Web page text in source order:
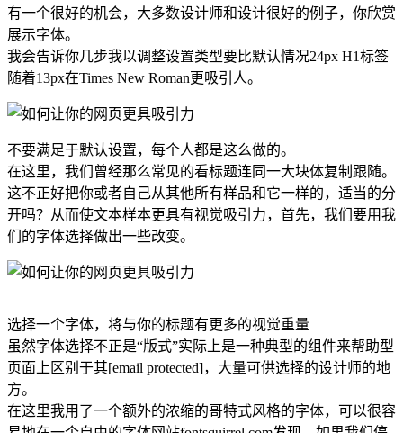
有一个很好的机会，大多数设计师和设计很好的例子，你欣赏
展示字体。
我会告诉你几步我以调整设置类型要比默认情况24px H1标签
随着13px在Times New Roman更吸引人。
不要满足于默认设置，每个人都是这么做的。
在这里，我们曾经那么常见的看标题连同一大块体复制跟随。
这不正好把你或者自己从其他所有样品和它一样的，适当的分
开吗？从而使文本样本更具有视觉吸引力，首先，我们要用我
们的字体选择做出一些改变。
选择一个字体，将与你的标题有更多的视觉重量
虽然字体选择不正是“版式”实际上是一种典型的组件来帮助型
页面上区别于其[email protected]，大量可供选择的设计师的地
方。
在这里我用了一个额外的浓缩的哥特式风格的字体，可以很容